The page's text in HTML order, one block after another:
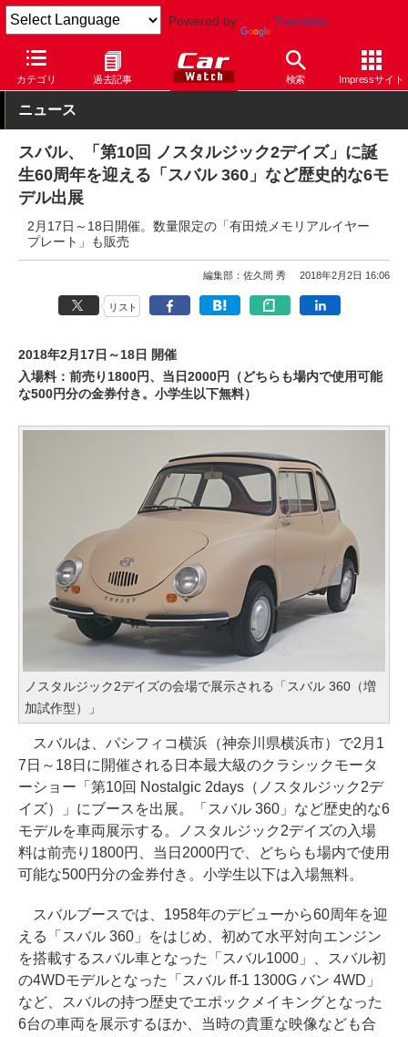
Powered by Translate
カテゴリ 過去記事 検索 Impressサイト
Car Watch 自動車 スバル その他
ニュース
スバル、「第10回 ノスタルジック2デイズ」に誕
生60周年を迎える「スバル 360」など歴史的な6モ
デル出展
2月17日～18日開催。数量限定の「有田焼メモリアルイヤー
プレート」も販売
編集部：佐久間 秀 2018年2月2日 16:06
リスト
2018年2月17日～18日 開催
入場料：前売り1800円、当日2000円（どちらも場内で使用可能
な500円分の金券付き。小学生以下無料）
ノスタルジック2デイズの会場で展示される「スバル 360（増
加試作型）」
スバルは、パシフィコ横浜（神奈川県横浜市）で2月1
7日～18日に開催される日本最大級のクラシックモータ
ーショー「第10回 Nostalgic 2days（ノスタルジック2デ
イズ）」にブースを出展。「スバル 360」など歴史的な6
モデルを車両展示する。ノスタルジック2デイズの入場
料は前売り1800円、当日2000円で、どちらも場内で使用
可能な500円分の金券付き。小学生以下は入場無料。
スバルブースでは、1958年のデビューから60周年を迎
える「スバル 360」をはじめ、初めて水平対向エンジン
を搭載するスバル車となった「スバル1000」、スバル初
の4WDモデルとなった「スバル ff-1 1300G バン 4WD」
など、スバルの持つ歴史でエポックメイキングとなった
6台の車両を展示するほか、当時の貴重な映像なども合